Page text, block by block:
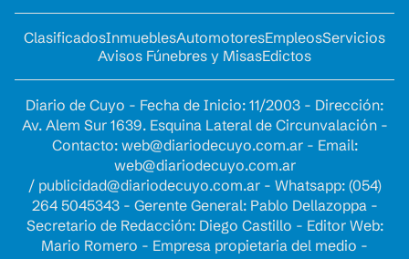
ClasificadosInmueblesAutomotoresEmpleosServicios
Avisos Fúnebres y MisasEdictos
Diario de Cuyo - Fecha de Inicio: 11/2003 - Dirección:
Av. Alem Sur 1639. Esquina Lateral de Circunvalación -
Contacto: web@diariodecuyo.com.ar- Email:
web@diariodecuyo.com.ar
/ publicidad@diariodecuyo.com.ar- Whatsapp: (054)
264 5045343 - Gerente General: Pablo Dellazoppa -
Secretario de Redacción: Diego Castillo - Editor Web:
Mario Romero - Empresa propietaria del medio -